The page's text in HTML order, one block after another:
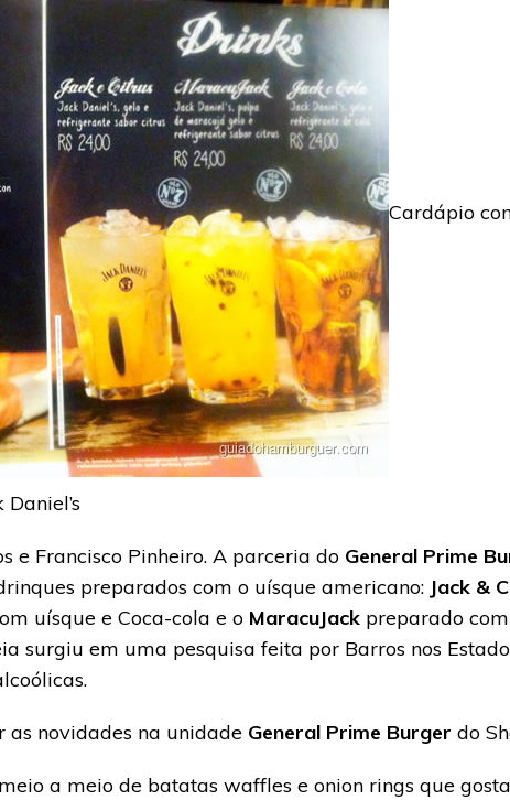
Cardápio
e Francisco Pinheiro. A parceria do General Prime
preparados com o uísque americano: Jack &
uísque e Coca-cola e o MaracuJack preparado
surgiu em uma pesquisa feita por Barros nos
as novidades na unidade General Prime Burger do
a meio de batatas waffles e onion rings que